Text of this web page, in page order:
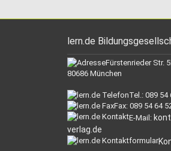
lern.de
Fürstenrieder Str.
80686 München
Tel.: 089 54
Fax: 089 54 64
E-Mail:
verlag.de